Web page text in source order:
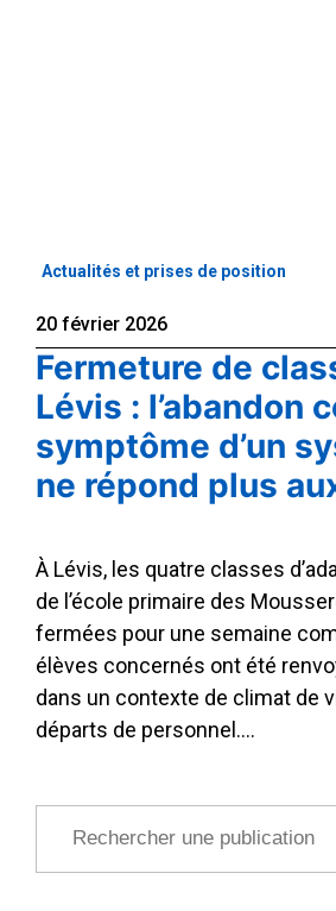
Actualités et prises de position
20 février 2026
Fermeture de
Lévis : l’abandon
symptôme d’un
ne répond plus
À Lévis, les quatre classes
de l’école primaire des
fermées pour une semaine
élèves concernés ont été
dans un contexte de climat de
départs de personnel….